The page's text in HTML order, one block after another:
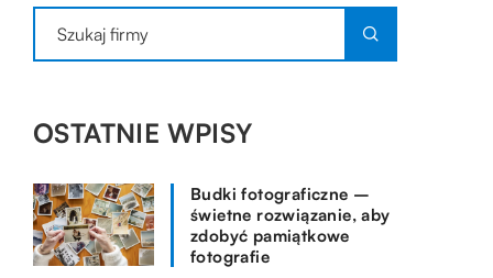
OSTATNIE WPISY
Budki fotograficzne –
świetne rozwiązanie, aby
zdobyć pamiątkowe
fotografie